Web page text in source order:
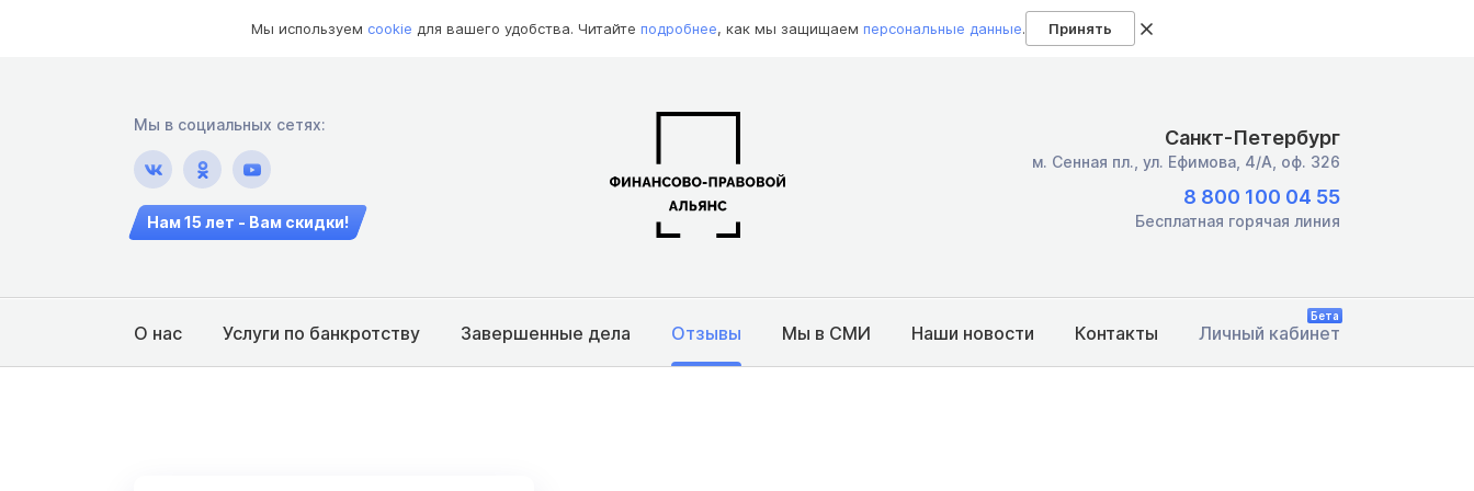
Мы используем cookie для вашего удобства. Читайте подробнее, как мы защищаем персональные данные. Принять
Мы в социальных сетях:
Нам 15 лет - Вам скидки!
Санкт-Петербург
м. Сенная пл., ул. Ефимова, 4/А, оф. 326
8 800 100 04 55
Бесплатная горячая линия
О нас Услуги по банкротству Завершенные дела Отзывы Мы в СМИ Наши новости Контакты Личный кабинет
Бета